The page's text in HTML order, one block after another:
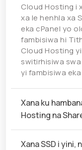
Cloud Hosting i
xa le henhla xa
eka cPanel yo
fambisiwa hi
Cloud Hosting
switirhisiwa swa
yi fambisiwa
Xana ku
Hosting na
Xana SSD i yini,